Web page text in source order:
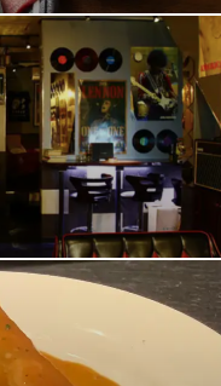
見る
）牛田駅 徒歩10分
です。
見る
ですが、昼間はカフェ
ープン！店主がバリスタ
替わりでご用意、自家
豆の購入も可能です。